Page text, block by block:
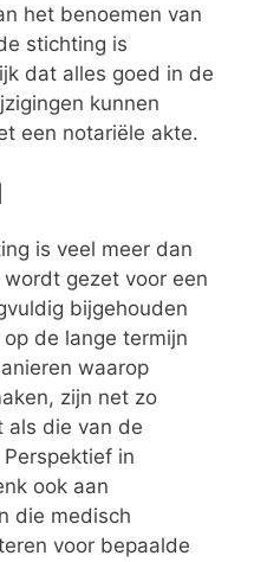
het benoemen van
stichting is
dat alles goed in de
kunnen
een notariële akte.
is veel meer dan
gezet voor een
bijgehouden
de lange termijn
waarop
zijn net zo
als die van de
in
ook aan
die medisch
voor bepaalde